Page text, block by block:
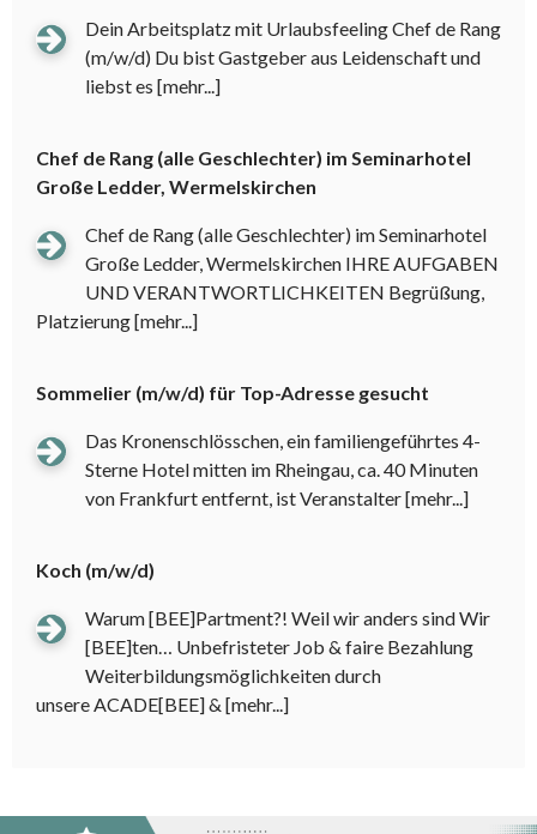
Dein Arbeitsplatz mit Urlaubsfeeling Chef de Rang
(m/w/d) Du bist Gastgeber aus Leidenschaft und
liebst es [mehr...]
Chef de Rang (alle Geschlechter) im Seminarhotel
Große Ledder, Wermelskirchen
Chef de Rang (alle Geschlechter) im Seminarhotel
Große Ledder, Wermelskirchen IHRE AUFGABEN
UND VERANTWORTLICHKEITEN Begrüßung,
Platzierung[mehr...]
Sommelier (m/w/d) für Top-Adresse gesucht
Das Kronenschlösschen, ein familiengeführtes 4-
Sterne Hotel mitten im Rheingau, ca. 40 Minuten
von Frankfurt entfernt, ist Veranstalter[mehr...]
Koch (m/w/d)
Warum [BEE]Partment?! Weil wir anders sind Wir
[BEE]ten… Unbefristeter Job & faire Bezahlung
Weiterbildungsmöglichkeiten durch
unsere ACADE[BEE] & [mehr...]